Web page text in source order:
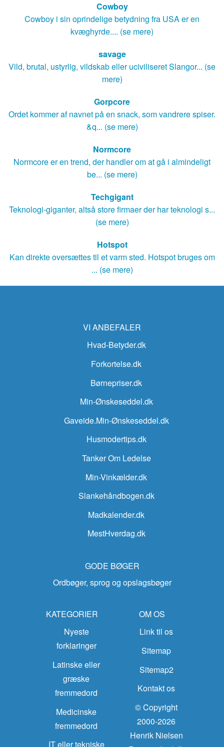
Cowboy
Cowboy i sin oprindelige betydning fra USA er en
kvæghyrde.... (se mere)
savage
Vild, brutal, ustyrlig, vildskab eller uciviliseret Slangor... (se
mere)
Gorpcore
Ordet kommer af navnet på en snack, som vandrere spiser.
&q... (se mere)
Normcore
Normcore er en trend, der handler om at gå i almindeligt
be... (se mere)
Techgigant
Teknologi-giganter, altså store firmaer der har teknologi s...
(se mere)
Hotspot
Kan direkte oversættes til et varm sted. Hotspot bruges om
... (se mere)
VI ANBEFALER
Hvad-Betyder.dk
Forkortelse.dk
Børnepriser.dk
Min-Ønskeseddel.dk
Gaveide.Min-Ønskeseddel.dk
Husmodertips.dk
Tanker Om Ledelse
Min-Vinkælder.dk
Slankehåndbogen.dk
Madkalender.dk
MestHverdag.dk
GODE BØGER
Ordbøger, sprog og opslagsbøger
KATEGORIER
Nyeste
forklaringer
Latinske eller
græske
fremmedord
Medicinske
fremmedord
IT eller tekniske
OM OS
Link til os
Sitemap
Sitemap2
Kontakt os
© Copyright
2000-2026
Henrik Nielsen